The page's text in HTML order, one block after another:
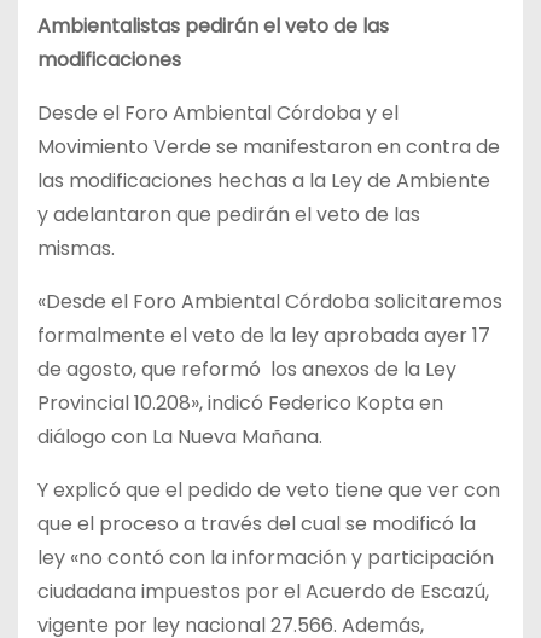
Ambientalistas pedirán el veto de las
modificaciones
Desde el Foro Ambiental Córdoba y el
Movimiento Verde se manifestaron en contra de
las modificaciones hechas a la Ley de Ambiente
y adelantaron que pedirán el veto de las
mismas.
«Desde el Foro Ambiental Córdoba solicitaremos
formalmente el veto de la ley aprobada ayer 17
de agosto, que reformó los anexos de la Ley
Provincial 10.208», indicó Federico Kopta en
diálogo con La Nueva Mañana.
Y explicó que el pedido de veto tiene que ver con
que el proceso a través del cual se modificó la
ley «no contó con la información y participación
ciudadana impuestos por el Acuerdo de Escazú,
vigente por ley nacional 27.566. Además,